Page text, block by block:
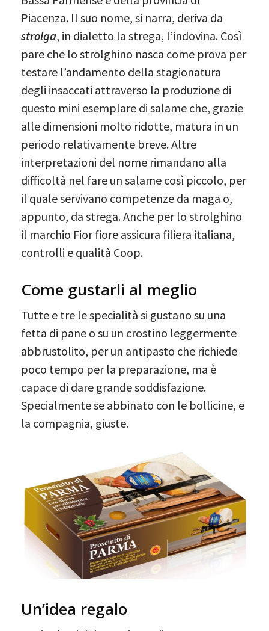
Piacenza. Il suo nome, si narra, deriva da
strolga, in dialetto la strega, l’indovina. Così
pare che lo strolghino nasca come prova per
testare l’andamento della stagionatura
degli insaccati attraverso la produzione di
questo mini esemplare di salame che, grazie
alle dimensioni molto ridotte, matura in un
periodo relativamente breve. Altre
interpretazioni del nome rimandano alla
difficoltà nel fare un salame così piccolo, per
il quale servivano competenze da maga o,
appunto, da strega. Anche per lo strolghino
il marchio Fior fiore assicura filiera italiana,
controlli e qualità Coop.
Come gustarli al meglio
Tutte e tre le specialità si gustano su una
fetta di pane o su un crostino leggermente
abbrustolito, per un antipasto che richiede
poco tempo per la preparazione, ma è
capace di dare grande soddisfazione.
Specialmente se abbinato con le bollicine, e
la compagnia, giuste.
Un’idea regalo